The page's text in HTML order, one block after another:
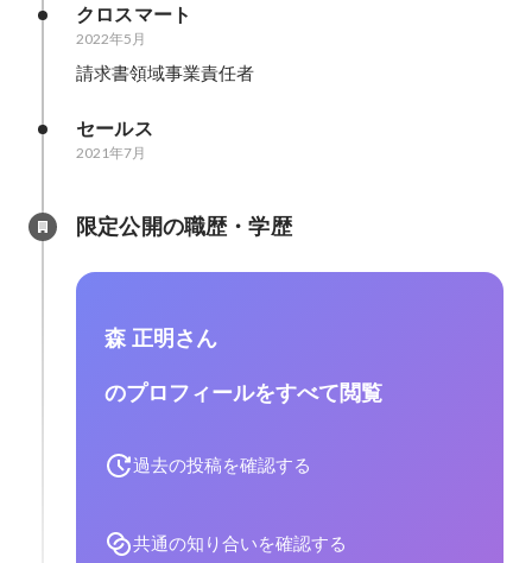
クロスマート
2022年5月
請求書領域事業責任者
セールス
2021年7月
限定公開の職歴・学歴
森 正明さん
のプロフィールをすべて閲覧
過去の投稿を確認する
共通の知り合いを確認する